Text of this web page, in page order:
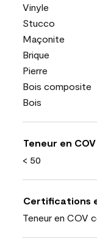
Vinyle
Stucco
Maçonite
Brique
Pierre
Bois composite
Bois
Teneur en COV
< 50
Certifications
Teneur en COV